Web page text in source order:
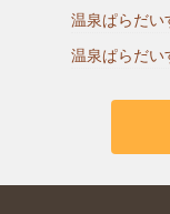
温泉ぱらだい
温泉ぱらだい